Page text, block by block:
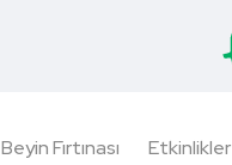
Beyin Fırtınası Etkinlikler